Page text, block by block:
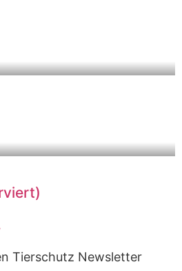
Tierschutz Newsletter